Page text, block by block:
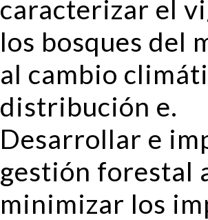
caracterizar el
los bosques del
al cambio
distribución e.
Desarrollar e
gestión forestal
minimizar los